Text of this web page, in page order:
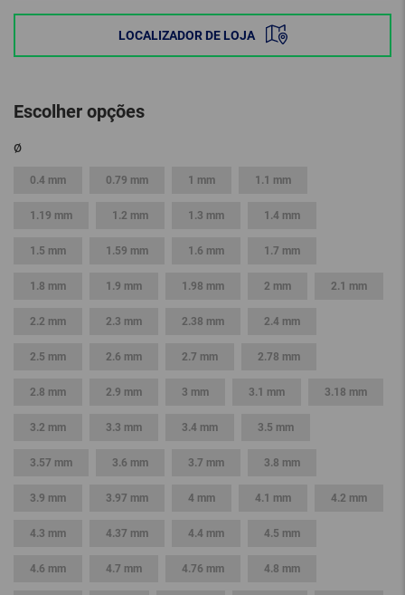
LOCALIZADOR DE LOJA
Escolher opções
ø
0.4 mm 0.79 mm 1 mm 1.1 mm
1.19 mm 1.2 mm 1.3 mm 1.4 mm
1.5 mm 1.59 mm 1.6 mm 1.7 mm
1.8 mm 1.9 mm 1.98 mm 2 mm 2.1 mm
2.2 mm 2.3 mm 2.38 mm 2.4 mm
2.5 mm 2.6 mm 2.7 mm 2.78 mm
2.8 mm 2.9 mm 3 mm 3.1 mm 3.18 mm
3.2 mm 3.3 mm 3.4 mm 3.5 mm
3.57 mm 3.6 mm 3.7 mm 3.8 mm
3.9 mm 3.97 mm 4 mm 4.1 mm 4.2 mm
4.3 mm 4.37 mm 4.4 mm 4.5 mm
4.6 mm 4.7 mm 4.76 mm 4.8 mm